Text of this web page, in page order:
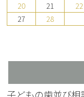
20
21 22
27
28